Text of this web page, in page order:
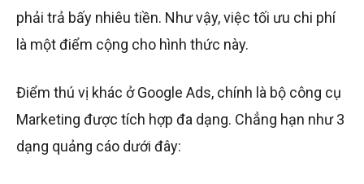
phải trả bấy nhiêu tiền. Như vậy, việc tối ưu chi phí
là một điểm cộng cho hình thức này.
Điểm thú vị khác ở Google Ads, chính là bộ công cụ
Marketing được tích hợp đa dạng. Chẳng hạn như 3
dạng quảng cáo dưới đây: